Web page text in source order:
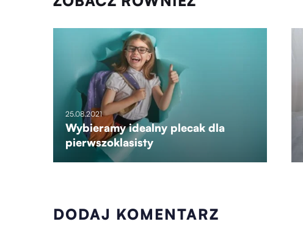
25.08.2021
Wybieramy idealny plecak dla
pierwszoklasisty
DODAJ KOMENTARZ